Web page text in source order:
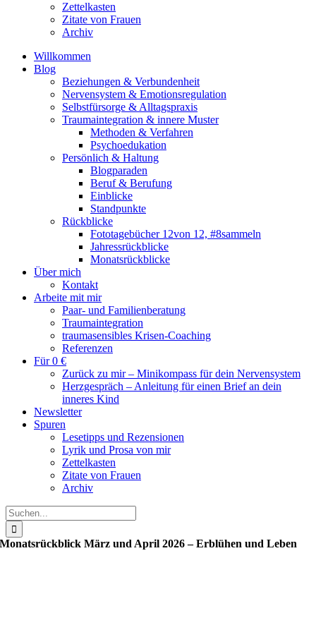
Zettelkasten
Zitate von Frauen
Archiv
Willkommen
Blog
Beziehungen & Verbundenheit
Nervensystem & Emotionsregulation
Selbstfürsorge & Alltagspraxis
Traumaintegration & innere Muster
Methoden & Verfahren
Psychoedukation
Persönlich & Haltung
Blogparaden
Beruf & Berufung
Einblicke
Standpunkte
Rückblicke
Fototagebücher 12von 12, #8sammeln
Jahressrückblicke
Monatsrückblicke
Über mich
Kontakt
Arbeite mit mir
Paar- und Familienberatung
Traumaintegration
traumasensibles Krisen-Coaching
Referenzen
Für 0 €
Zurück zu mir – Minikompass für dein Nervensystem
Herzgespräch – Anleitung für einen Brief an dein
inneres Kind
Newsletter
Spuren
Lesetipps und Rezensionen
Lyrik und Prosa von mir
Zettelkasten
Zitate von Frauen
Archiv
Suche
nach:
Monatsrückblick März und April 2026 – Erblühen und Leben